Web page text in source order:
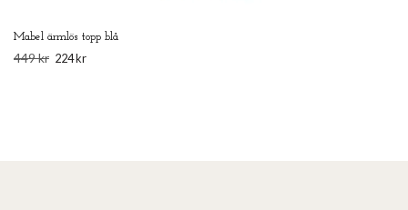
Mabel ärmlös topp blå
449 kr 224 kr